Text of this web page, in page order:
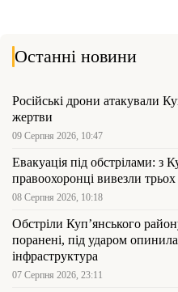
Останні новини
Російські дрони атакували
жертви
09 Серпня 2026, 10:47
Евакуація під обстрілами: з
правоохоронці вивезли
08 Серпня 2026, 10:18
Обстріли Куп’янського
поранені, під ударом
інфраструктура
07 Серпня 2026, 23:11